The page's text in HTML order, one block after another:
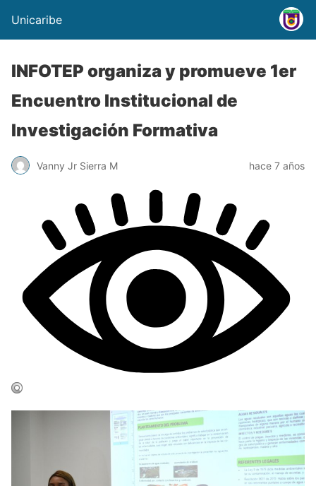
Unicaribe
INFOTEP organiza y promueve 1er
Encuentro Institucional de
Investigación Formativa
Vanny Jr Sierra M hace 7 años